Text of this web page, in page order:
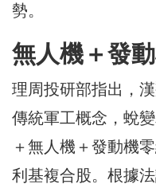
勢。
無人機＋發
理周投研部指出，
傳統軍工概念，蛻
＋無人機＋發動機
利基複合股。根據